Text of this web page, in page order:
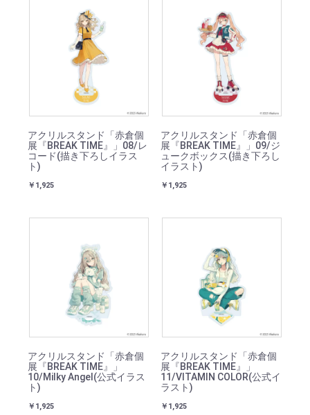
アクリルスタンド「赤倉個
展『BREAK TIME』」08/レ
コード(描き下ろしイラス
ト)
￥1,925
アクリルスタンド「赤倉個
展『BREAK TIME』」09/ジ
ュークボックス(描き下ろし
イラスト)
￥1,925
アクリルスタンド「赤倉個
展『BREAK TIME』」
10/Milky Angel(公式イラス
ト)
￥1,925
アクリルスタンド「赤倉個
展『BREAK TIME』」
11/VITAMIN COLOR(公式イ
ラスト)
￥1,925